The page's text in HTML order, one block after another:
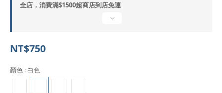
全店，消費滿$1500超商店到店免運
NT$750
顏色 : 白色